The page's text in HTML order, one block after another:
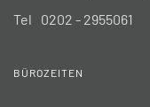
Tel
0202 - 2955061
BÜROZEITEN